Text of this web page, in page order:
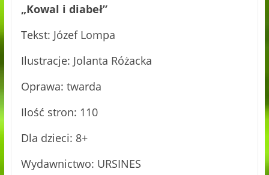
„Kowal i diabeł”
Tekst: Józef Lompa
Ilustracje: Jolanta Różacka
Oprawa: twarda
Ilość stron: 110
Dla dzieci: 8+
Wydawnictwo: URSINES